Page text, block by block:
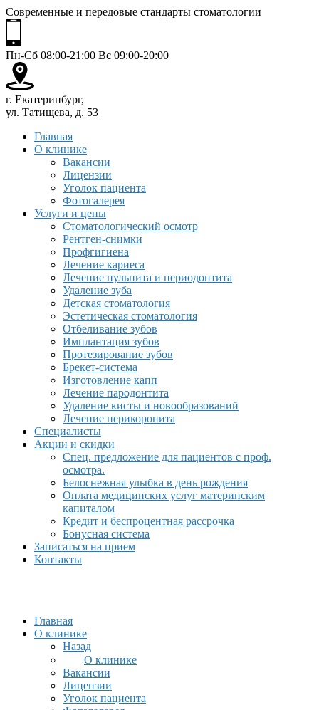
Современные и передовые стандарты стоматологии
Пн-Сб 08:00-21:00 Вс 09:00-20:00
г. Екатеринбург,
ул. Татищева, д. 53
Главная
О клинике
Вакансии
Лицензии
Уголок пациента
Фотогалерея
Услуги и цены
Стоматологический осмотр
Рентген-снимки
Профгигиена
Лечение кариеса
Лечение пульпита и периодонтита
Удаление зуба
Детская стоматология
Эстетическая стоматология
Отбеливание зубов
Имплантация зубов
Протезирование зубов
Брекет-система
Изготовление капп
Лечение пародонтита
Удаление кисты и новообразований
Лечение перикоронита
Специалисты
Акции и скидки
Спец. предложение для пациентов с проф.
осмотра.
Белоснежная улыбка в день рождения
Оплата медицинских услуг материнским
капиталом
Кредит и беспроцентная рассрочка
Бонусная система
Записаться на прием
Контакты
Главная
О клинике
Назад
О клинике
Вакансии
Лицензии
Уголок пациента